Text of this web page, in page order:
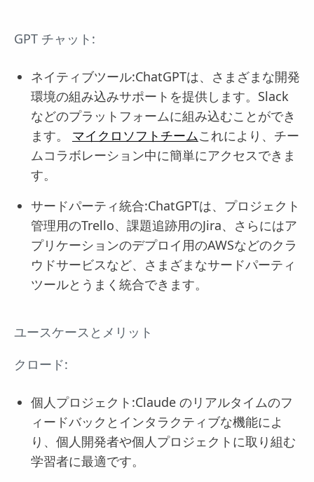
GPT チャット:
ネイティブツール:ChatGPTは、さまざまな開発
環境の組み込みサポートを提供します。Slack
などのプラットフォームに組み込むことができ
ます。 マイクロソフトチームこれにより、チー
ムコラボレーション中に簡単にアクセスできま
す。
サードパーティ統合:ChatGPTは、プロジェクト
管理用のTrello、課題追跡用のJira、さらにはア
プリケーションのデプロイ用のAWSなどのクラ
ウドサービスなど、さまざまなサードパーティ
ツールとうまく統合できます。
ユースケースとメリット
クロード:
個人プロジェクト:Claude のリアルタイムのフ
ィードバックとインタラクティブな機能によ
り、個人開発者や個人プロジェクトに取り組む
学習者に最適です。